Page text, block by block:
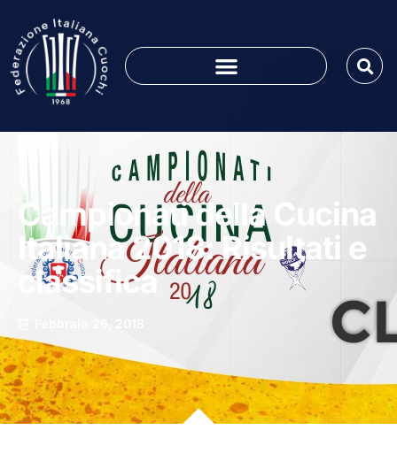
Campionati della Cucina
Italiana 2018: Risultati e
classifica